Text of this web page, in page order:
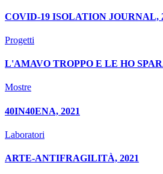
COVID-19 ISOLATION JOURNAL,
Progetti
L'AMAVO TROPPO E LE HO
Mostre
40IN40ENA, 2021
Laboratori
ARTE-ANTIFRAGILITÀ, 2021